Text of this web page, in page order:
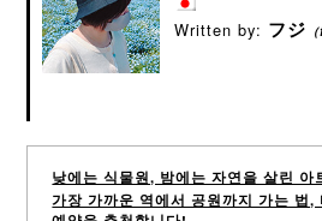
Written by: フジ
낮에는 식물원, 밤에는 자연을 살린 아
가장 가까운 역에서 공원까지 가는 법,